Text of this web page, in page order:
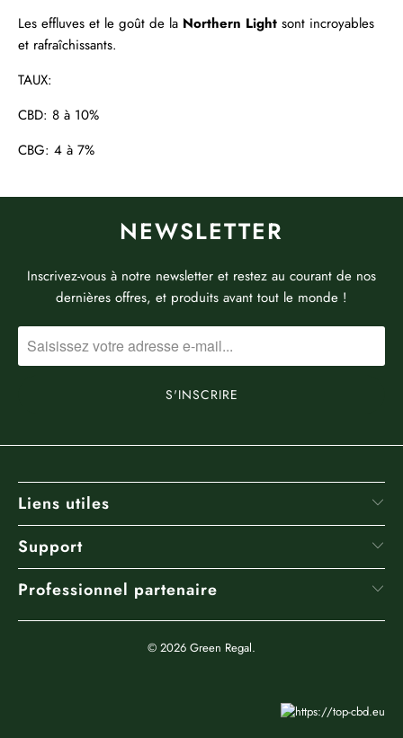
Les effluves et le goût de la Northern Light sont incroyables
et rafraîchissants.
TAUX:
CBD: 8 à 10%
CBG: 4 à 7%
NEWSLETTER
Inscrivez-vous à notre newsletter et restez au courant de nos
dernières offres, et produits avant tout le monde !
Liens utiles
Support
Professionnel partenaire
© 2026 Green Regal.